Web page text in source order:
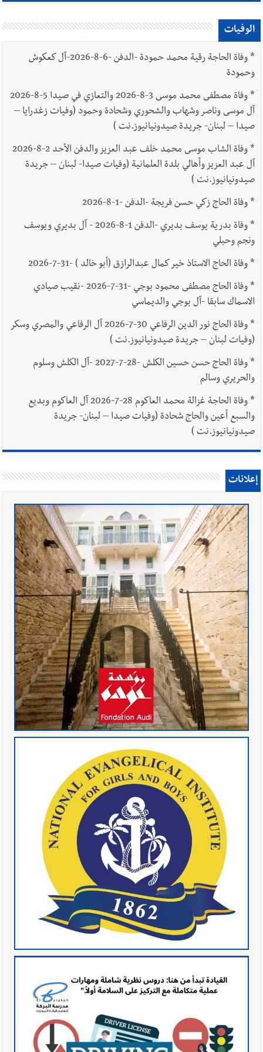
الوفيات
*
وفاة الحاجة رقية محمد حمودة -الدفن -6-8-2026-آل كعكوش
وحمودة
*
وفاة مصطفى محمد موسى 3-8-2026 والتعازي في صيدا 5-8-2026
آل موسى وناصر وشهاب والشحوري وشحادة وحمود (وفيات زغدرايا –
صيدا – لبنان- جريدة صيدونيانيوز.نت )
*
وفاة الشاب موسى محمد خلف عبد العزيز والدفن الأحد 2-8-2026
آل عبد العزيز وأهالي بلدة العلمانية (وفيات صيدا- لبنان – جريدة
صيدونيانيوز.نت )
*وفاة الحاج زكي حسن فريجة -الدفن -1-8-2026
*
وفاة بدرية يوسف بديري -الدفن 1-8-2026 - آل بديري ويوسف
ونجم وحبلي
*وفاة الحاج الاستاذ خير كمال عبدالرازق (أبو خالد ) -31-7-2026
*
وفاة الحاج مصطفى محمود بوجي -31-7-2026 -نقيب صيادي
الاسماك سابقا -آل بوجي والديماسي
*
وفاة الحاج نور الدين الرفاعي 30-7-2026 آل الرفاعي والمصري وسكر
(وفيات لبنان – جريدة صيدونيانيوز.نت )
*
وفاة الحاج حسن حسين الكلش -28-7-2027 -آل الكلش وسلوم
والحريري وسالم
*
وفاة الحاجة غزالة محمد العاكوم 28-7-2026 آل العاكوم وبديع
والسبع أعين والحاج شحادة (وفيات صيدا – لبنان- جريدة
صيدونيانيوز.نت )
إعلانات